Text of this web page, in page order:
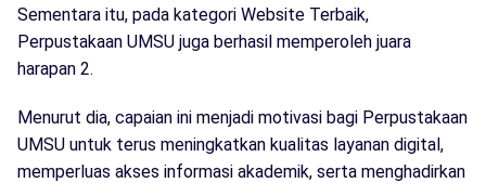
Sementara itu, pada kategori Website Terbaik,
Perpustakaan UMSU juga berhasil memperoleh juara
harapan 2.
Menurut dia, capaian ini menjadi motivasi bagi Perpustakaan
UMSU untuk terus meningkatkan kualitas layanan digital,
memperluas akses informasi akademik, serta menghadirkan